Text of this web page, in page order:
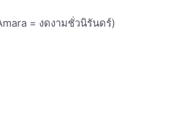
= งดงามชั่วนิรันดร์)